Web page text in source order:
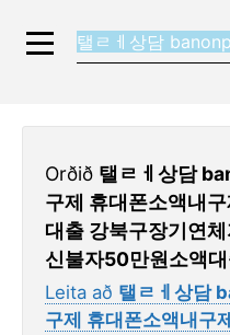
Orðið 탤ㄹㅔ상담
구제 휴대폰소액내
대출 강북구장기연
신불자50만원소액대
Leita að 탤ㄹㅔ상담
구제 휴대폰소액내구